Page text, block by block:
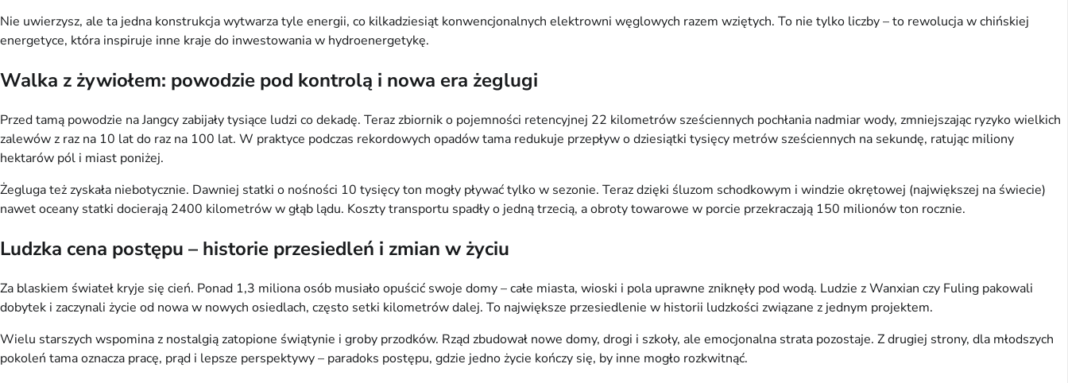
Nie uwierzysz, ale ta jedna konstrukcja wytwarza tyle energii, co kilkadziesiąt konwencjonalnych elektrowni węglowych razem wziętych. To nie tylko liczby – to rewolucja w chińskiej
energetyce, która inspiruje inne kraje do inwestowania w hydroenergetykę.
Walka z żywiołem: powodzie pod kontrolą i nowa era żeglugi
Przed tamą powodzie na Jangcy zabijały tysiące ludzi co dekadę. Teraz zbiornik o pojemności retencyjnej 22 kilometrów sześciennych pochłania nadmiar wody, zmniejszając ryzyko wielkich
zalewów z raz na 10 lat do raz na 100 lat. W praktyce podczas rekordowych opadów tama redukuje przepływ o dziesiątki tysięcy metrów sześciennych na sekundę, ratując miliony
hektarów pól i miast poniżej.
Żegluga też zyskała niebotycznie. Dawniej statki o nośności 10 tysięcy ton mogły pływać tylko w sezonie. Teraz dzięki śluzom schodkowym i windzie okrętowej (największej na świecie)
nawet oceany statki docierają 2400 kilometrów w głąb lądu. Koszty transportu spadły o jedną trzecią, a obroty towarowe w porcie przekraczają 150 milionów ton rocznie.
Ludzka cena postępu – historie przesiedleń i zmian w życiu
Za blaskiem świateł kryje się cień. Ponad 1,3 miliona osób musiało opuścić swoje domy – całe miasta, wioski i pola uprawne zniknęły pod wodą. Ludzie z Wanxian czy Fuling pakowali
dobytek i zaczynali życie od nowa w nowych osiedlach, często setki kilometrów dalej. To największe przesiedlenie w historii ludzkości związane z jednym projektem.
Wielu starszych wspomina z nostalgią zatopione świątynie i groby przodków. Rząd zbudował nowe domy, drogi i szkoły, ale emocjonalna strata pozostaje. Z drugiej strony, dla młodszych
pokoleń tama oznacza pracę, prąd i lepsze perspektywy – paradoks postępu, gdzie jedno życie kończy się, by inne mogło rozkwitnąć.